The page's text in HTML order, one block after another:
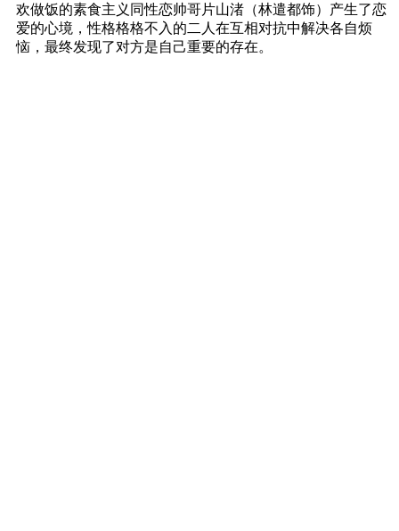
欢做饭的素食主义同性恋帅哥片山渚（林遣都饰）产生了恋
爱的心境，性格格格不入的二人在互相对抗中解决各自烦
恼，最终发现了对方是自己重要的存在。